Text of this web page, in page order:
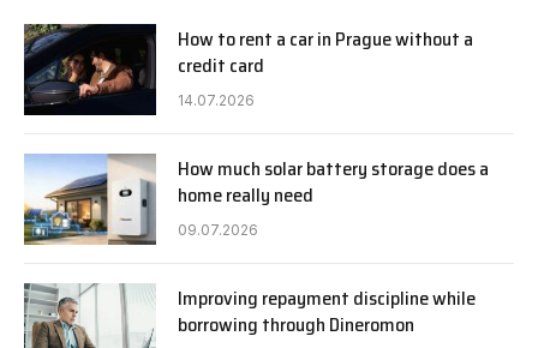
How to rent a car in Prague without a
credit card
14.07.2026
How much solar battery storage does a
home really need
09.07.2026
Improving repayment discipline while
borrowing through Dineromon